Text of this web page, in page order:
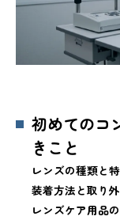
初めてのコ
きこと
レンズの種類と
装着方法と取り
レンズケア用品